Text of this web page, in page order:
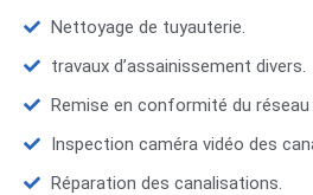
Nettoyage de tuyauterie.
travaux d’assainissement divers.
Remise en conformité du réseau
Inspection caméra vidéo des
Réparation des canalisations.